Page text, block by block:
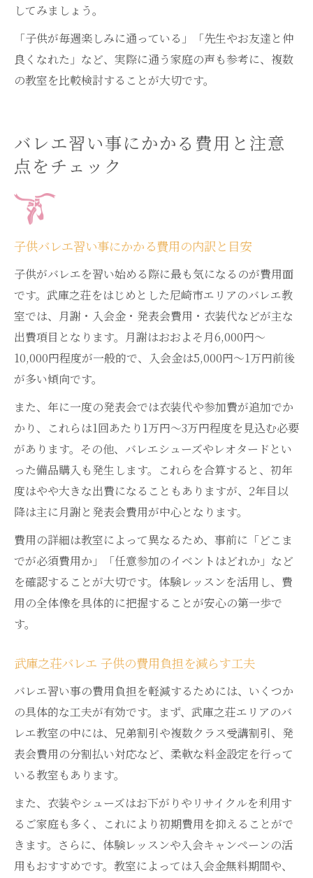
してみましょう。
「子供が毎週楽しみに通っている」「先生やお友達と仲
良くなれた」など、実際に通う家庭の声も参考に、複数
の教室を比較検討することが大切です。
バレエ習い事にかかる費用と注意
点をチェック
子供バレエ習い事にかかる費用の内訳と目安
子供がバレエを習い始める際に最も気になるのが費用面
です。武庫之荘をはじめとした尼崎市エリアのバレエ教
室では、月謝・入会金・発表会費用・衣装代などが主な
出費項目となります。月謝はおおよそ月6,000円〜
10,000円程度が一般的で、入会金は5,000円〜1万円前後
が多い傾向です。
また、年に一度の発表会では衣装代や参加費が追加でか
かり、これらは1回あたり1万円〜3万円程度を見込む必要
があります。その他、バレエシューズやレオタードとい
った備品購入も発生します。これらを合算すると、初年
度はやや大きな出費になることもありますが、2年目以
降は主に月謝と発表会費用が中心となります。
費用の詳細は教室によって異なるため、事前に「どこま
でが必須費用か」「任意参加のイベントはどれか」など
を確認することが大切です。体験レッスンを活用し、費
用の全体像を具体的に把握することが安心の第一歩で
す。
武庫之荘バレエ 子供の費用負担を減らす工夫
バレエ習い事の費用負担を軽減するためには、いくつか
の具体的な工夫が有効です。まず、武庫之荘エリアのバ
レエ教室の中には、兄弟割引や複数クラス受講割引、発
表会費用の分割払い対応など、柔軟な料金設定を行って
いる教室もあります。
また、衣装やシューズはお下がりやリサイクルを利用す
るご家庭も多く、これにより初期費用を抑えることがで
きます。さらに、体験レッスンや入会キャンペーンの活
用もおすすめです。教室によっては入会金無料期間や、